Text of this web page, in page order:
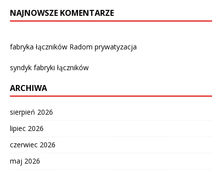
NAJNOWSZE KOMENTARZE
fabryka łączników Radom prywatyzacja
syndyk fabryki łączników
ARCHIWA
sierpień 2026
lipiec 2026
czerwiec 2026
maj 2026